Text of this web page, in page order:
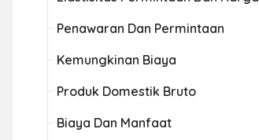
Penawaran Dan Permintaan
Kemungkinan Biaya
Produk Domestik Bruto
Biaya Dan Manfaat